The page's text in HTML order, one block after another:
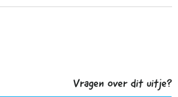
Vragen over dit uitje?